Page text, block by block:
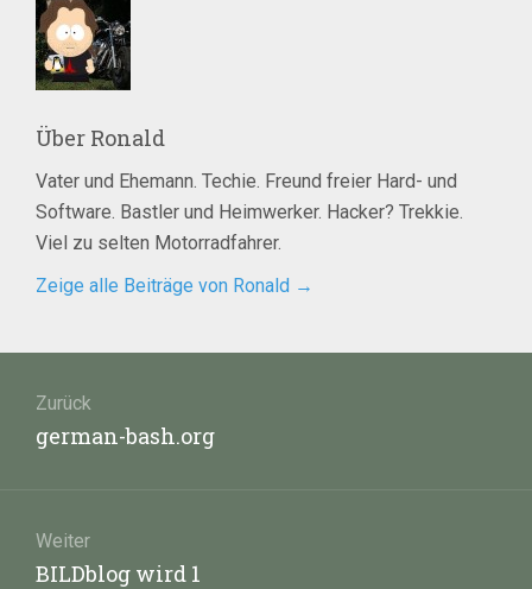
Über Ronald
Vater und Ehemann. Techie. Freund freier Hard- und
Software. Bastler und Heimwerker. Hacker? Trekkie.
Viel zu selten Motorradfahrer.
Zeige alle Beiträge von Ronald →
Zurück
Vorheriger
german-bash.org
Weiter
Nächster
BILDblog wird 1